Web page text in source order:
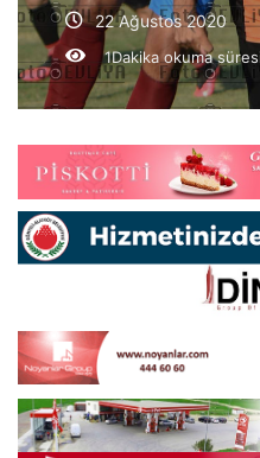
22 Ağustos 2020
1Dakika okuma